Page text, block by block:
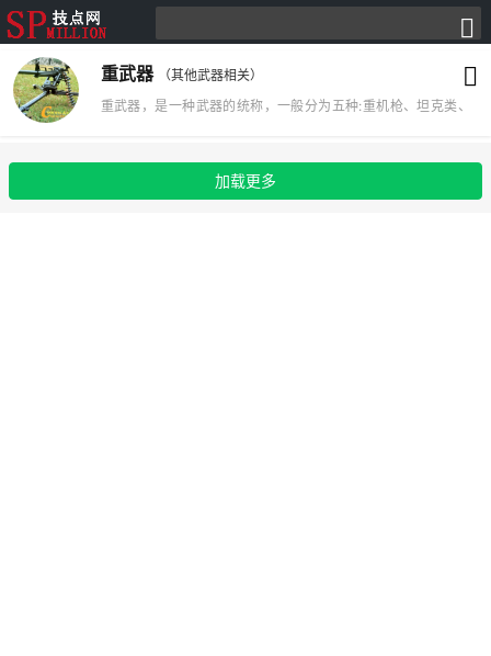
重武器 （其他武器相关）
重武器，是一种武器的统称，一般分为五种:重机枪、坦克类、
类。
加载更多